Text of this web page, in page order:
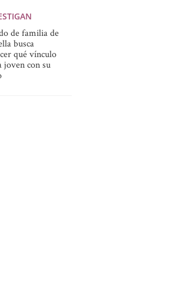
de familia de
busca
qué vínculo
joven con su